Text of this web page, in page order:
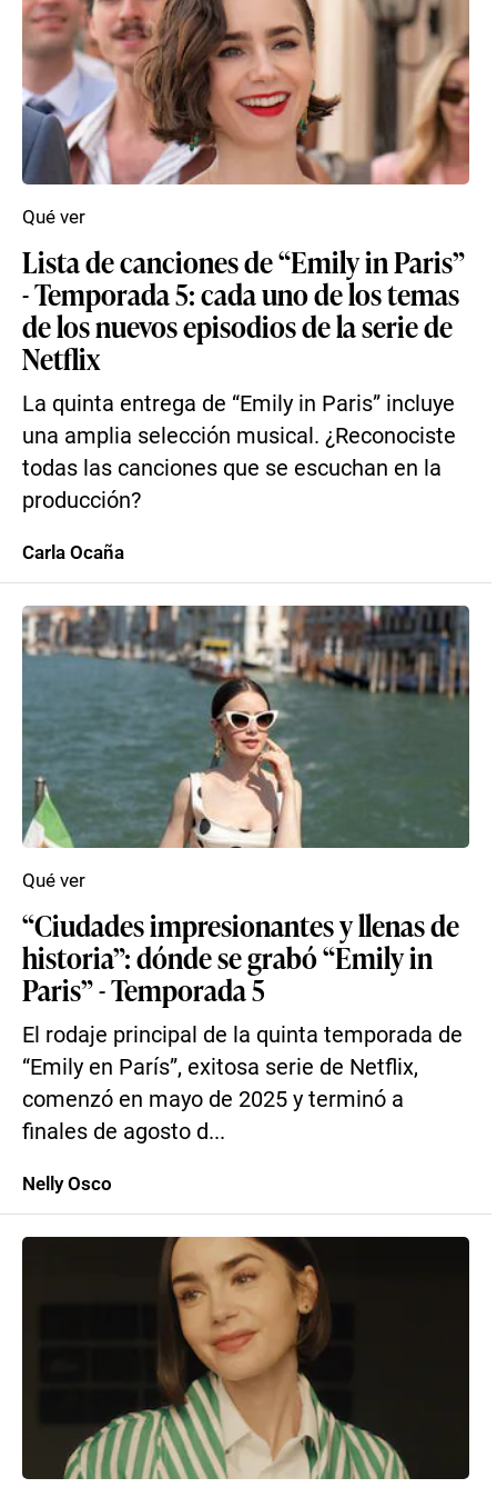
Lista de canciones de “Emily in Paris”
- Temporada 5: cada uno de los temas
de los nuevos episodios de la serie de
Netflix
La quinta entrega de “Emily in Paris” incluye
una amplia selección musical. ¿Reconociste
todas las canciones que se escuchan en la
producción?
Qué ver
Carla Ocaña
“Ciudades impresionantes y llenas de
historia”: dónde se grabó “Emily in
Paris” - Temporada 5
El rodaje principal de la quinta temporada de
“Emily en París”, exitosa serie de Netflix,
comenzó en mayo de 2025 y terminó a
finales de agosto d...
Qué ver
Nelly Osco